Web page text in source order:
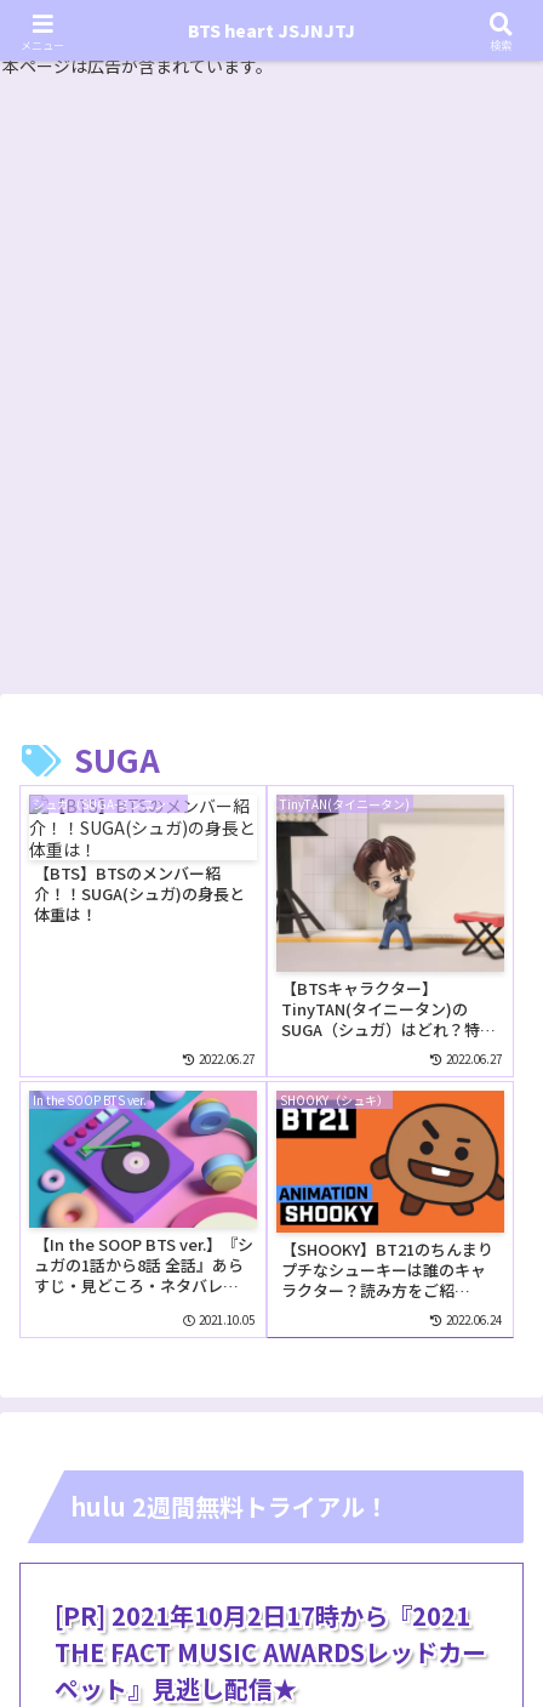
『In the SOOP BTS ver.』シーズン2放送決定！いつから始まる？インザスープの放送開始日・視聴
方法は？【In the SOOP BTS ver. Season 2】
本ページは広告が含まれています。
SUGA
シュガ（SUGA-ミンユンギ）
【BTS】BTSのメンバー紹
介！！SUGA(シュガ)の身長と
体重は！
2022.06.27
TinyTAN(タイニータン)
【BTSキャラクター】
TinyTAN(タイニータン)の
SUGA（シュガ）はどれ？特徴
や見分けかたをご紹介！2022.06.27
In the SOOP BTS ver.
【In the SOOP BTS ver.】『シ
ュガの1話から8話 全話』あら
すじ・見どころ・ネタバレ
2021.10.05
SHOOKY（シュキ）
【SHOOKY】BT21のちんまり
プチなシューキーは誰のキャ
ラクター？読み方をご紹
2022.06.24
hulu 2週間無料トライアル！
[PR] 2021年10月2日17時から『2021
THE FACT MUSIC AWARDSレッドカー
ペット』見逃し配信★
メニュー
BTS heart JSJNJTJ
検索